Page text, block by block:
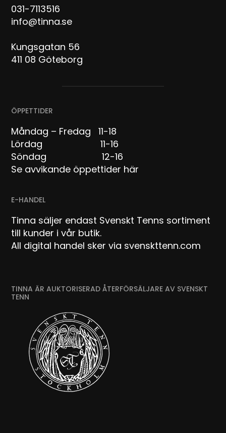
031-7113516
info@tinna.se
Kungsgatan 56
411 08 Göteborg
ÖPPETTIDER
Måndag – Fredag 11-18
Lördag 11-16
Söndag 12-16
Se avvikande öppettider här
E-HANDEL
Tinna säljer endast Svenskt Tenns sortiment
till kunder i vår butik.
All digital handel sker via svenskttenn.com
TINNA ÄR AUKTORISERAD ÅTERFÖRSÄLJARE AV SVENSKT
TENN